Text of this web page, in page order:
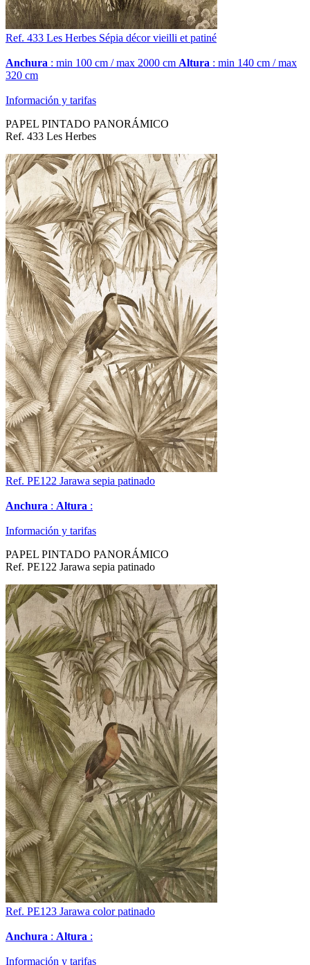
Ref. 433 Les Herbes Sépia décor vieilli et patiné
Anchura : min 100 cm / max 2000 cm Altura : min 140 cm / max
320 cm
Información y tarifas
PAPEL PINTADO PANORÁMICO
Ref. 433 Les Herbes
Ref. PE122 Jarawa sepia patinado
Anchura : Altura :
Información y tarifas
PAPEL PINTADO PANORÁMICO
Ref. PE122 Jarawa sepia patinado
Ref. PE123 Jarawa color patinado
Anchura : Altura :
Información y tarifas